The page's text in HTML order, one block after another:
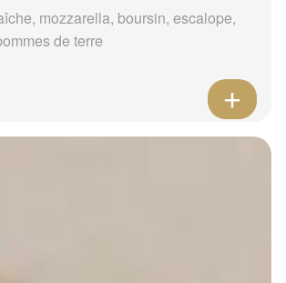
mozzarella, boursin, escalope,
de terre